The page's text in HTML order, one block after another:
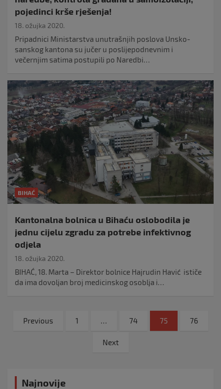
pojedinci krše rješenja!
18. ožujka 2020.
Pripadnici Ministarstva unutrašnjih poslova Unsko-
sanskog kantona su jučer u poslijepodnevnim i
večernjim satima postupili po Naredbi…
BIHAĆ
Kantonalna bolnica u Bihaću oslobodila je
jednu cijelu zgradu za potrebe infektivnog
odjela
18. ožujka 2020.
BIHAĆ, 18. Marta – Direktor bolnice Hajrudin Havić ističe
da ima dovoljan broj medicinskog osoblja i…
Navigacija
Previous 1 … 74 75 76
Next
Najnovije